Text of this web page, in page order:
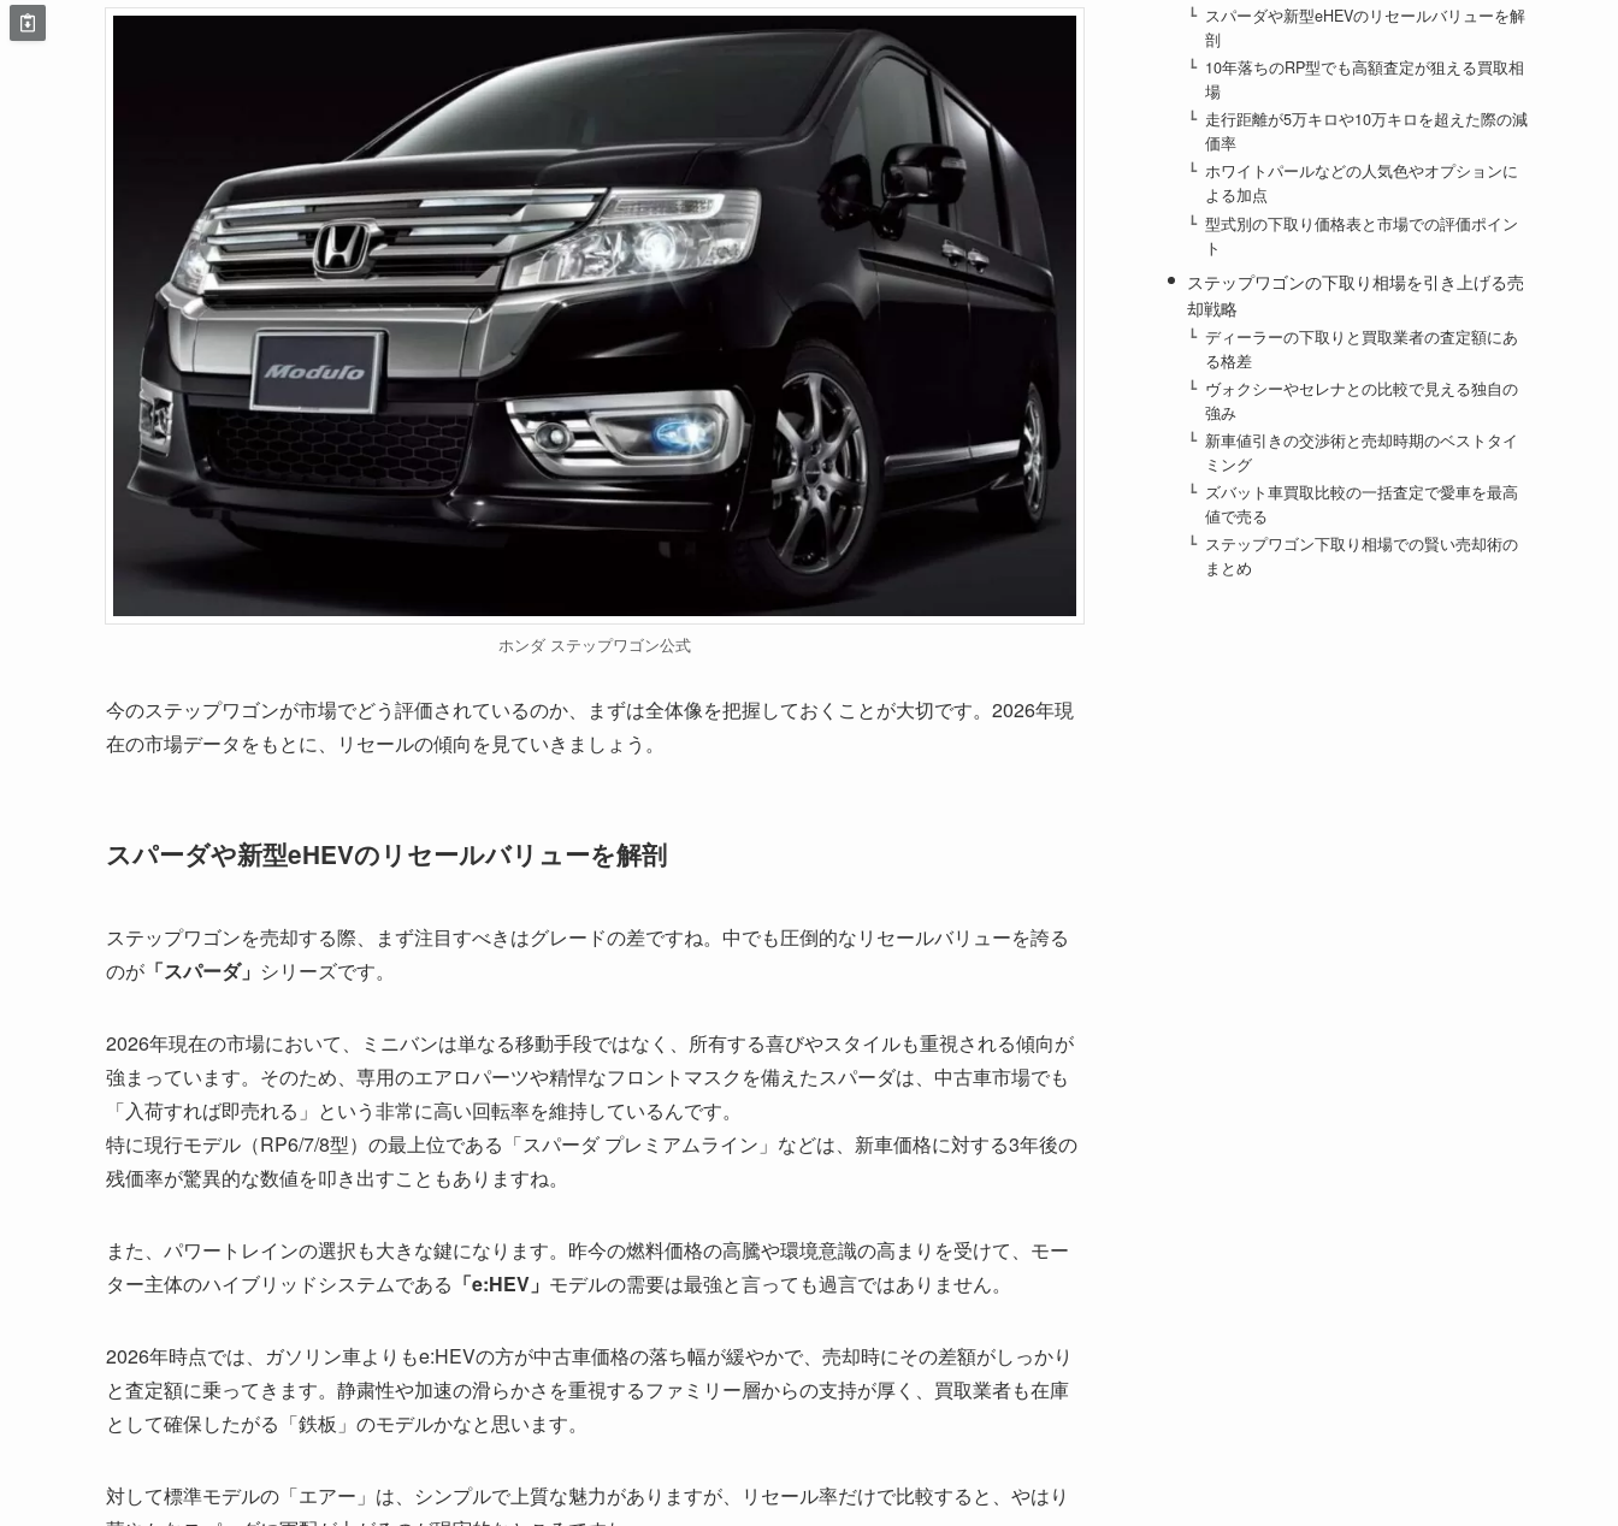
ホンダ ステップワゴン公式
今のステップワゴンが市場でどう評価されているのか、まずは全体像を把握しておくことが大切です。2026年現
在の市場データをもとに、リセールの傾向を見ていきましょう。
スパーダや新型eHEVのリセールバリューを解剖
ステップワゴンを売却する際、まず注目すべきはグレードの差ですね。中でも圧倒的なリセールバリューを誇る
のが 「スパーダ」 シリーズです。
2026年現在の市場において、ミニバンは単なる移動手段ではなく、所有する喜びやスタイルも重視される傾向が
強まっています。そのため、専用のエアロパーツや精悍なフロントマスクを備えたスパーダは、中古車市場でも
「入荷すれば即売れる」という非常に高い回転率を維持しているんです。
特に現行モデル（RP6/7/8型）の最上位である「スパーダ プレミアムライン」などは、新車価格に対する3年後の
残価率が驚異的な数値を叩き出すこともありますね。
また、パワートレインの選択も大きな鍵になります。昨今の燃料価格の高騰や環境意識の高まりを受けて、モー
ター主体のハイブリッドシステムである 「e:HEV」 モデルの需要は最強と言っても過言ではありません。
2026年時点では、ガソリン車よりもe:HEVの方が中古車価格の落ち幅が緩やかで、売却時にその差額がしっかり
と査定額に乗ってきます。静粛性や加速の滑らかさを重視するファミリー層からの支持が厚く、買取業者も在庫
として確保したがる「鉄板」のモデルかなと思います。
対して標準モデルの「エアー」は、シンプルで上質な魅力がありますが、リセール率だけで比較すると、やはり
スパーダや新型eHEVのリセールバリューを解
剖
10年落ちのRP型でも高額査定が狙える買取相
場
走行距離が5万キロや10万キロを超えた際の減
価率
ホワイトパールなどの人気色やオプションに
よる加点
型式別の下取り価格表と市場での評価ポイン
ト
ステップワゴンの下取り相場を引き上げる売
却戦略
ディーラーの下取りと買取業者の査定額にあ
る格差
ヴォクシーやセレナとの比較で見える独自の
強み
新車値引きの交渉術と売却時期のベストタイ
ミング
ズバット車買取比較の一括査定で愛車を最高
値で売る
ステップワゴン下取り相場での賢い売却術の
まとめ